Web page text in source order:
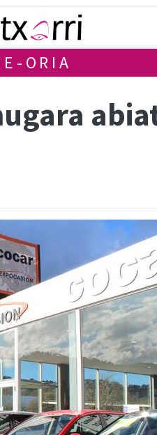
ORIA